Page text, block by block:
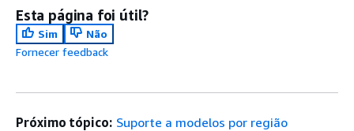
Esta página foi útil?
Sim
Não
Fornecer feedback
Próximo tópico: Suporte a modelos por região